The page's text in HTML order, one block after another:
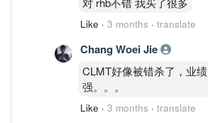
Like · 3 months · translate
Chang Woei Jie
CLMT好像被错杀了，业
强。。。
Like · 3 months · translate